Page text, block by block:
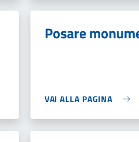
Posare
VAI ALLA PAGINA